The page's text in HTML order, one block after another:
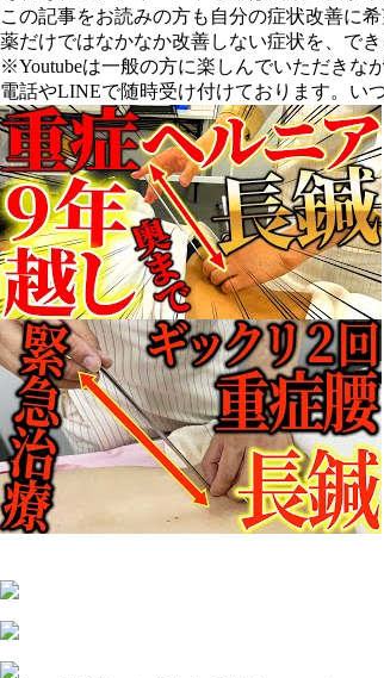
この記事をお読みの方も自分の症状改善に
薬だけではなかなか改善しない症状を、で
※Youtubeは一般の方に楽しんでいただきな
電話やLINEで随時受け付けております。い